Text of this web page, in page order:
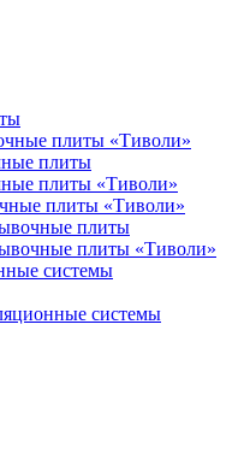
плиты «Тиволи»
плиты
плиты «Тиволи»
плиты «Тиволи»
плиты
плиты «Тиволи»
системы
системы